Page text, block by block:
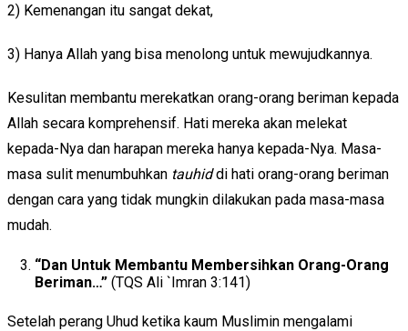
2) Kemenangan itu sangat dekat,
3) Hanya Allah yang bisa menolong untuk mewujudkannya.
Kesulitan membantu merekatkan orang-orang beriman kepada
Allah secara komprehensif. Hati mereka akan melekat
kepada-Nya dan harapan mereka hanya kepada-Nya. Masa-
masa sulit menumbuhkan tauhiddi hati orang-orang beriman
dengan cara yang tidak mungkin dilakukan pada masa-masa
mudah.
“Dan Untuk Membantu Membersihkan Orang-Orang
Beriman…” (TQS Ali `Imran 3:141)
Setelah perang Uhud ketika kaum Muslimin mengalami